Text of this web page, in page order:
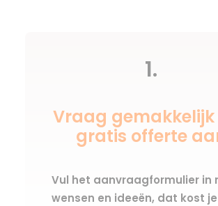
1.
Vraag gemakkelijk
gratis offerte
Vul het aanvraagformulier in
wensen en ideeën, dat kost